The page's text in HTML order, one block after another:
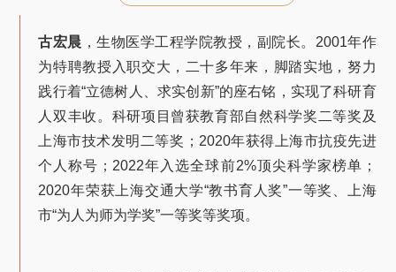
古宏晨 ，生物医学工程学院教授，副院长。2001年作
为特聘教授入职交大，二十多年来，脚踏实地，努力
践行着“立德树人、求实创新”的座右铭，实现了科研育
人双丰收。科研项目曾获教育部自然科学奖二等奖及
上海市技术发明二等奖；2020年获得上海市抗疫先进
个人称号；2022年入选全球前2%顶尖科学家榜单；
2020年荣获上海交通大学“教书育人奖”一等奖、上海
市“为人为师为学奖”一等奖等奖项。